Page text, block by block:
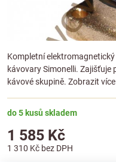
Kompletní
kávovary Simonelli. Zajišťuje
kávové skupině. Zobrazit více
do 5 kusů skladem
1 585 Kč
1 310 Kč bez DPH